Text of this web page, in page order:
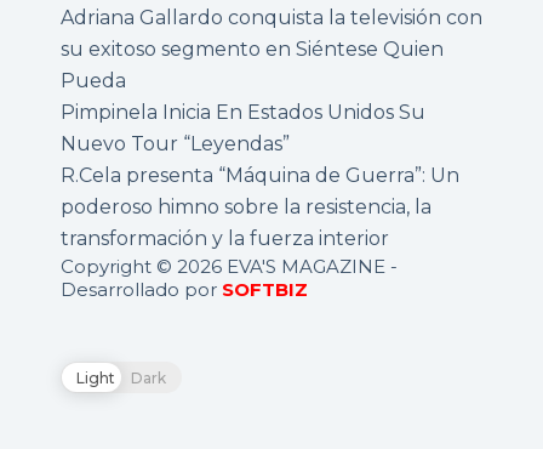
Adriana Gallardo conquista la televisión con
su exitoso segmento en Siéntese Quien
Pueda
Pimpinela Inicia En Estados Unidos Su
Nuevo Tour “Leyendas”
R.Cela presenta “Máquina de Guerra”: Un
poderoso himno sobre la resistencia, la
transformación y la fuerza interior
Copyright © 2026 EVA'S MAGAZINE -
Desarrollado por SOFTBIZ
Light Dark